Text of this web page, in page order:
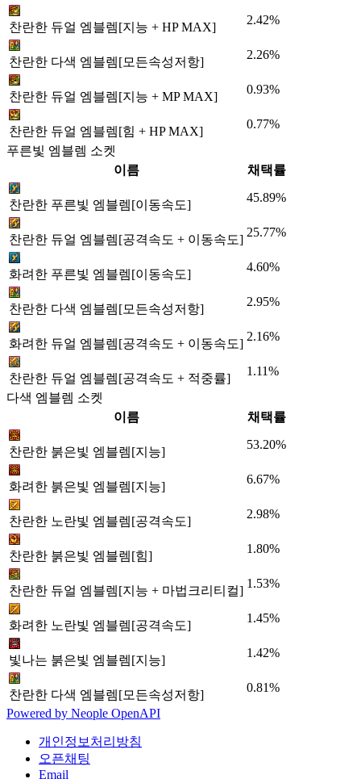
찬란한 듀얼 엠블렘[지능 + HP MAX]
2.42%
찬란한 다색 엠블렘[모든속성저항]
2.26%
찬란한 듀얼 엠블렘[지능 + MP MAX]
0.93%
찬란한 듀얼 엠블렘[힘 + HP MAX]
0.77%
푸른빛 엠블렘 소켓
이름
채택률
찬란한 푸른빛 엠블렘[이동속도]
45.89%
찬란한 듀얼 엠블렘[공격속도 + 이동속도]
25.77%
화려한 푸른빛 엠블렘[이동속도]
4.60%
찬란한 다색 엠블렘[모든속성저항]
2.95%
화려한 듀얼 엠블렘[공격속도 + 이동속도]
2.16%
찬란한 듀얼 엠블렘[공격속도 + 적중률]
1.11%
다색 엠블렘 소켓
이름
채택률
찬란한 붉은빛 엠블렘[지능]
53.20%
화려한 붉은빛 엠블렘[지능]
6.67%
찬란한 노란빛 엠블렘[공격속도]
2.98%
찬란한 붉은빛 엠블렘[힘]
1.80%
찬란한 듀얼 엠블렘[지능 + 마법크리티컬]
1.53%
화려한 노란빛 엠블렘[공격속도]
1.45%
빛나는 붉은빛 엠블렘[지능]
1.42%
찬란한 다색 엠블렘[모든속성저항]
0.81%
Powered by Neople OpenAPI
개인정보처리방침
오픈채팅
Email